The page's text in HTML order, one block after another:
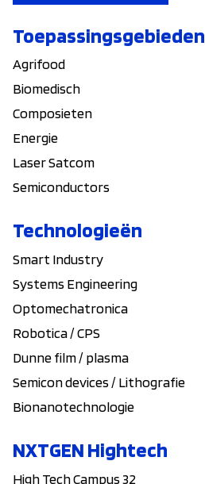
Toepassingsgebieden
Agrifood
Biomedisch
Composieten
Energie
Laser Satcom
Semiconductors
Technologieën
Smart Industry
Systems Engineering
Optomechatronica
Robotica / CPS
Dunne film / plasma
Semicon devices / Lithografie
Bionanotechnologie
NXTGEN Hightech
High Tech Campus 32